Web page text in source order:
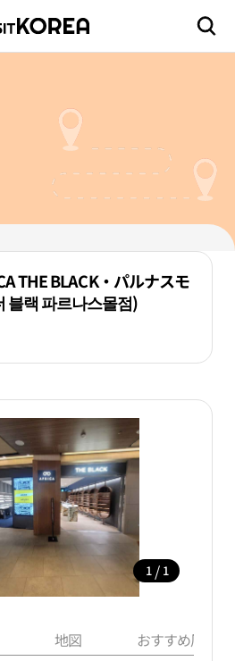
THE BLACK・パルナスモ
블랙 파르나스몰점)
1 / 1
地図 おすすめ周辺